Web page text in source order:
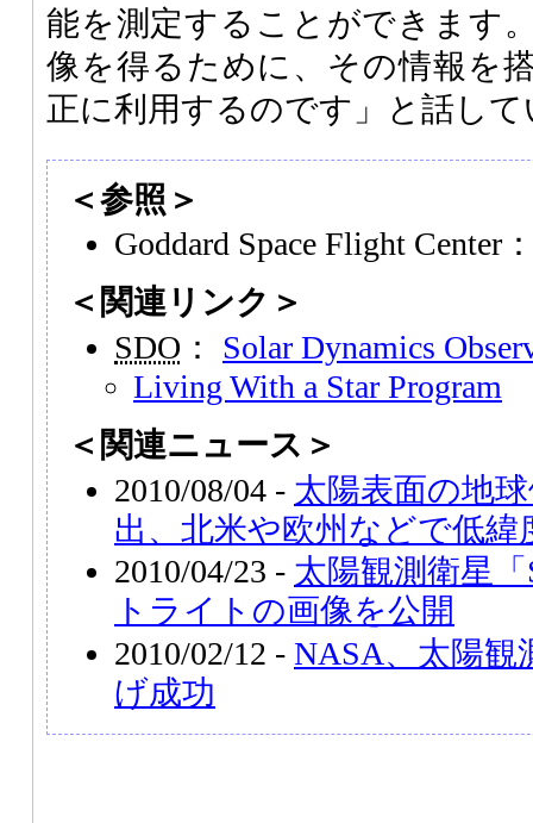
能を測定することができます
像を得るために、その情報を
正に利用するのです」と話して
＜参照＞
Goddard Space Flight Center
＜関連リンク＞
SDO ： Solar Dynamics
Living With a Star Program
＜関連ニュース＞
2010/08/04 - 太陽表面の地
出、北米や欧州などで低
2010/04/23 - 太陽観測衛星
トライトの画像を公開
2010/02/12 - NASA、太陽観
げ成功